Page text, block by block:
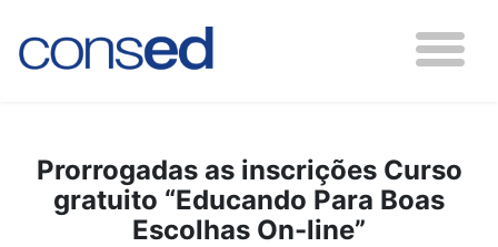
Prorrogadas as inscrições Curso
gratuito “Educando Para Boas
Escolhas On-line”